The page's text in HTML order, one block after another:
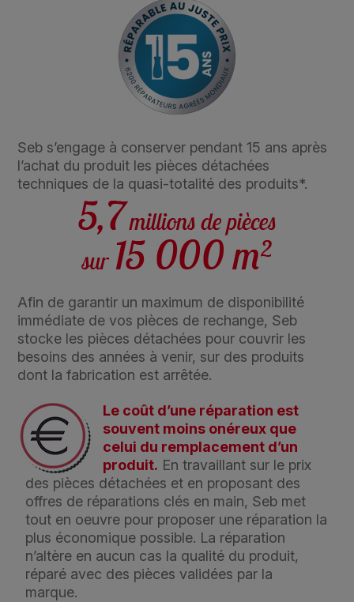
Seb s’engage à conserver pendant 15 ans après
l’achat du produit les pièces détachées
techniques de la quasi-totalité des produits*.
Afin de garantir un maximum de disponibilité
immédiate de vos pièces de rechange, Seb
stocke les pièces détachées pour couvrir les
besoins des années à venir, sur des produits
dont la fabrication est arrêtée.
Le coût d’une réparation est
souvent moins onéreux que
celui du remplacement d’un
produit. En travaillant sur le prix
des pièces détachées et en proposant des
offres de réparations clés en main, Seb met
tout en oeuvre pour proposer une réparation la
plus économique possible. La réparation
n’altère en aucun cas la qualité du produit,
réparé avec des pièces validées par la
marque.